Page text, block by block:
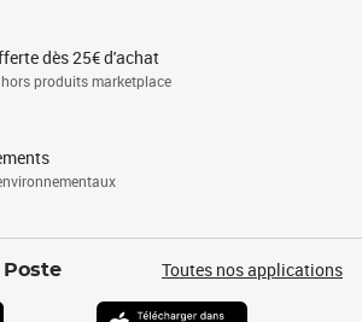
dès 25€ d'achat
produits marketplace
Toutes nos applications